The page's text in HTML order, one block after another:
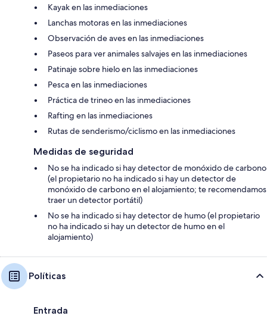
Kayak en las inmediaciones
Lanchas motoras en las inmediaciones
Observación de aves en las inmediaciones
Paseos para ver animales salvajes en las inmediaciones
Patinaje sobre hielo en las inmediaciones
Pesca en las inmediaciones
Práctica de trineo en las inmediaciones
Rafting en las inmediaciones
Rutas de senderismo/ciclismo en las inmediaciones
Medidas de seguridad
No se ha indicado si hay detector de monóxido de carbono
(el propietario no ha indicado si hay un detector de
monóxido de carbono en el alojamiento; te recomendamos
traer un detector portátil)
No se ha indicado si hay detector de humo (el propietario
no ha indicado si hay un detector de humo en el
alojamiento)
Políticas
Entrada